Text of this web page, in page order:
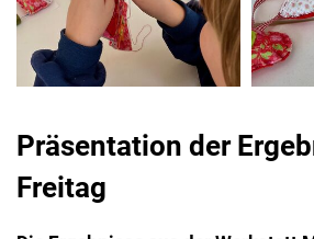
Präsentation der
Freitag